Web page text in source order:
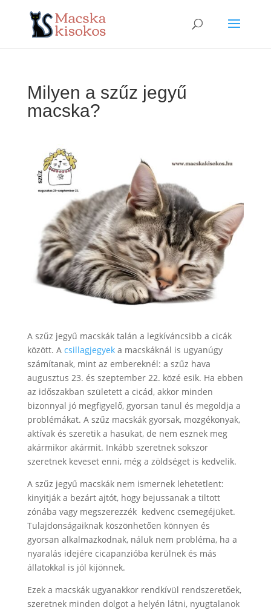
Milyen a szűz jegyű
macska?
A szűz jegyű macskák talán a legkíváncsibb a cicák
között. A csillagjegyeka macskáknál is ugyanúgy
számítanak, mint az embereknél: a szűz hava
augusztus 23. és szeptember 22. közé esik. Ha ebben
az időszakban született a cicád, akkor minden
bizonnyal jó megfigyelő, gyorsan tanul és megoldja a
problémákat. A szűz macskák gyorsak, mozgékonyak,
aktívak és szeretik a hasukat, de nem esznek meg
akármikor akármit. Inkább szeretnek sokszor
szeretnek keveset enni, még a zöldséget is kedvelik.
A szűz jegyű macskák nem ismernek lehetetlent:
kinyitják a bezárt ajtót, hogy bejussanak a tiltott
zónába vagy megszerezzék kedvenc csemegéjüket.
Tulajdonságaiknak köszönhetően könnyen és
gyorsan alkalmazkodnak, náluk nem probléma, ha a
nyaralás idejére cicapanzióba kerülnek és más
állatokkal is jól kijönnek.
Ezek a macskák ugyanakkor rendkívül rendszeretőek,
szeretnek minden dolgot a helyén látni, nyugtalanok